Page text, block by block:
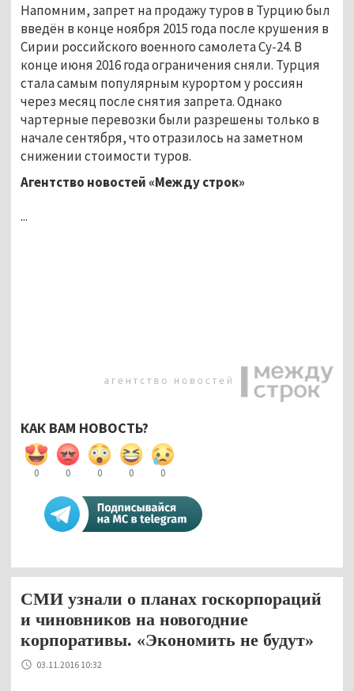
Напомним, запрет на продажу туров в Турцию был
введён в конце ноября 2015 года после крушения в
Сирии российского военного самолета Су-24. В
конце июня 2016 года ограничения сняли. Турция
стала самым популярным курортом у россиян
через месяц после снятия запрета. Однако
чартерные перевозки были разрешены только в
начале сентября, что отразилось на заметном
снижении стоимости туров.
Агентство новостей «Между строк»
...
КАК ВАМ НОВОСТЬ?
0 0 0 0 0
СМИ узнали о планах госкорпораций
и чиновников на новогодние
корпоративы. «Экономить не будут»
03.11.2016 10:32